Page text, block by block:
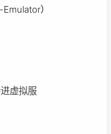
）
虚拟服